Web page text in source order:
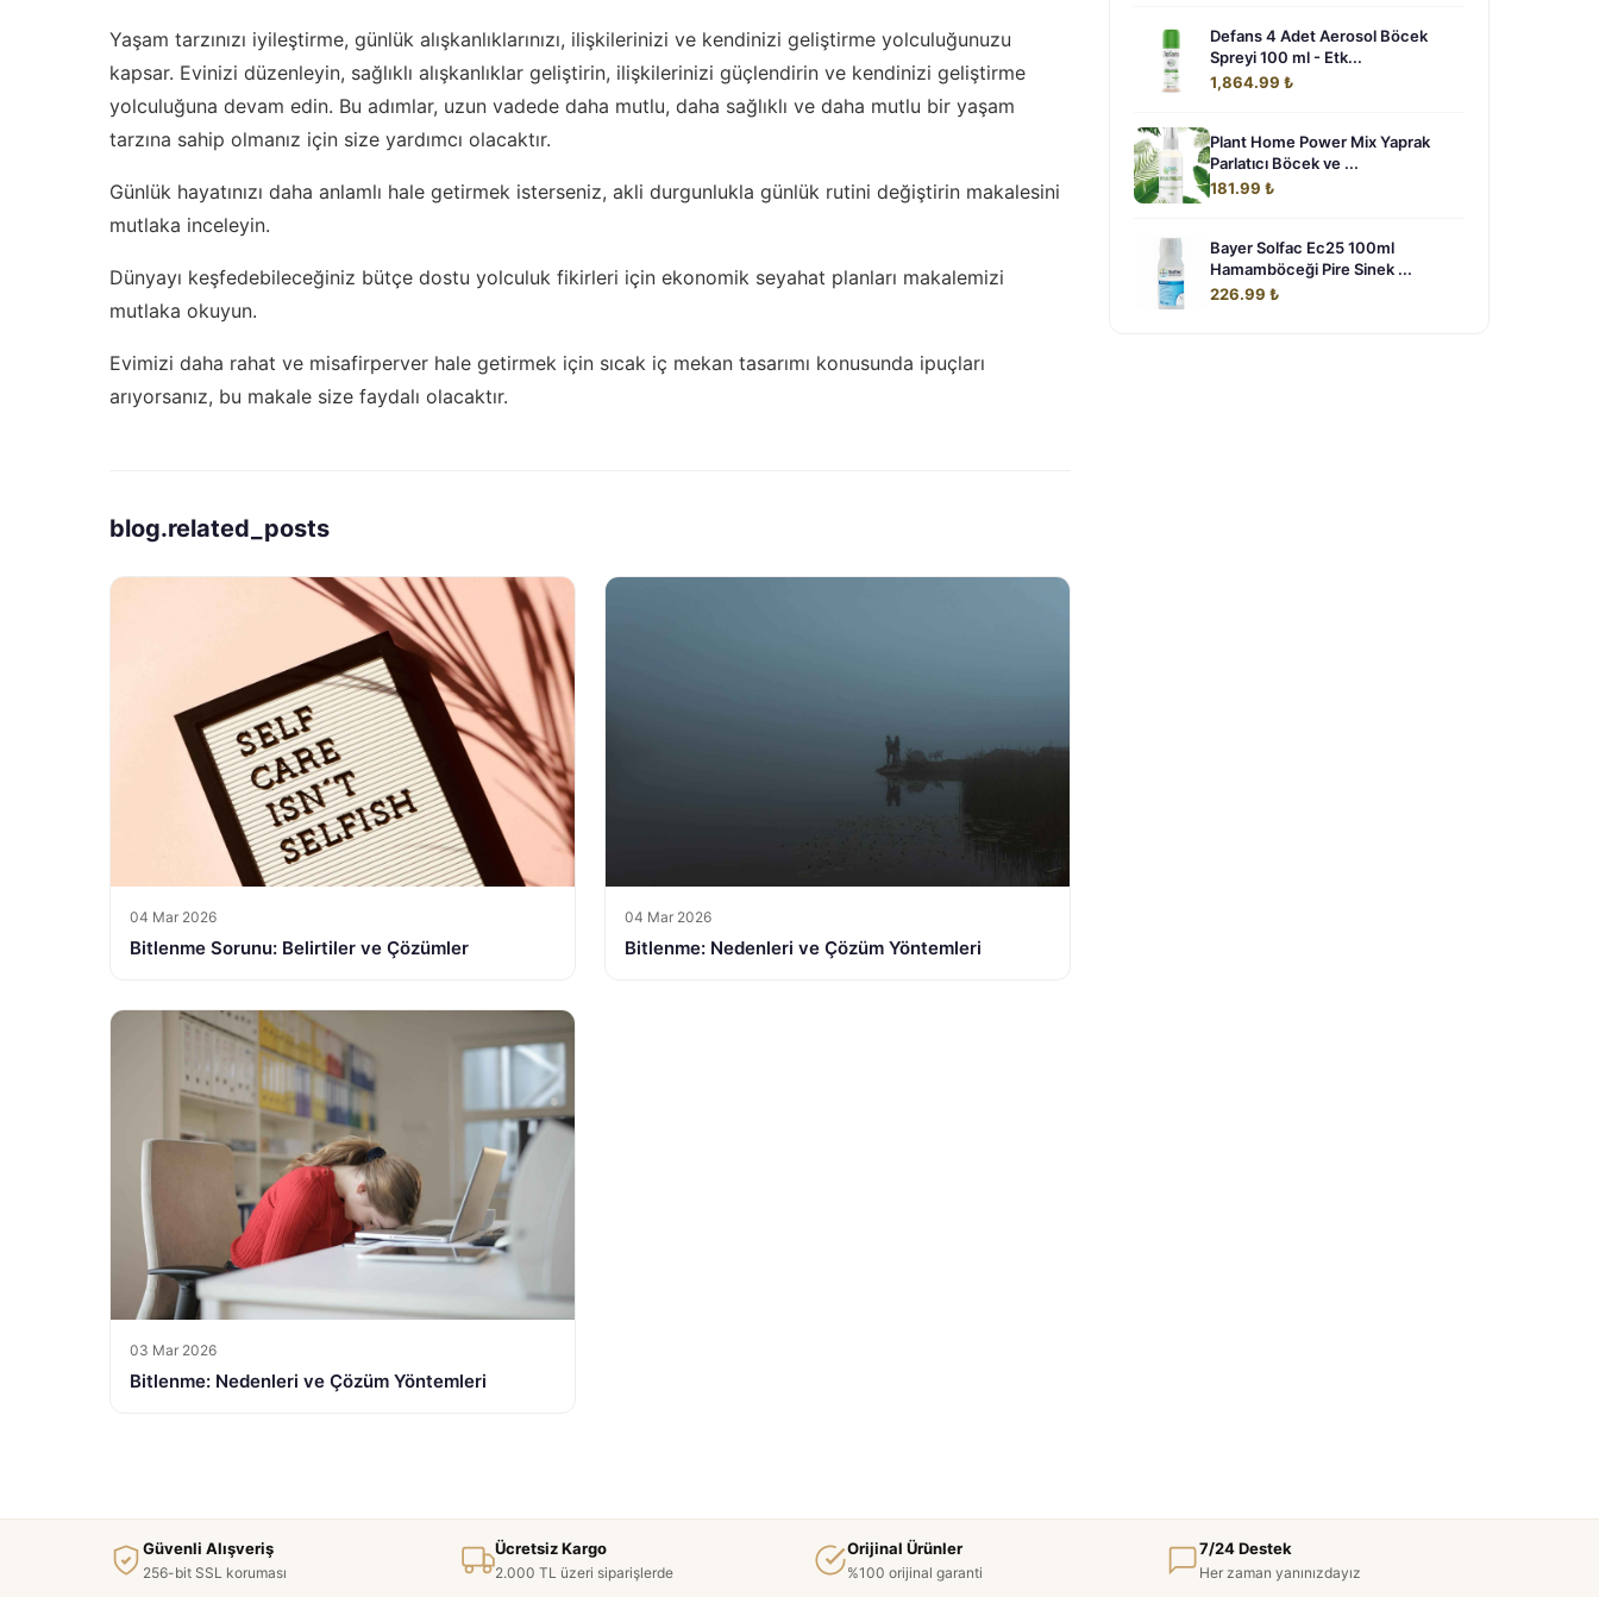
Yaşam tarzınızı iyileştirme, günlük alışkanlıklarınızı, ilişkilerinizi ve kendinizi geliştirme yolculuğunuzu
kapsar. Evinizi düzenleyin, sağlıklı alışkanlıklar geliştirin, ilişkilerinizi güçlendirin ve kendinizi geliştirme
yolculuğuna devam edin. Bu adımlar, uzun vadede daha mutlu, daha sağlıklı ve daha mutlu bir yaşam
tarzına sahip olmanız için size yardımcı olacaktır.
Günlük hayatınızı daha anlamlı hale getirmek isterseniz, akli durgunlukla günlük rutini değiştirin makalesini
mutlaka inceleyin.
Dünyayı keşfedebileceğiniz bütçe dostu yolculuk fikirleri için ekonomik seyahat planları makalemizi
mutlaka okuyun.
Evimizi daha rahat ve misafirperver hale getirmek için sıcak iç mekan tasarımı konusunda ipuçları
arıyorsanız, bu makale size faydalı olacaktır.
blog.related_posts
04 Mar 2026
Bitlenme Sorunu: Belirtiler ve Çözümler
04 Mar 2026
Bitlenme: Nedenleri ve Çözüm Yöntemleri
03 Mar 2026
Bitlenme: Nedenleri ve Çözüm Yöntemleri
Defans 4 Adet Aerosol Böcek
Spreyi 100 ml - Etk...
1,864.99 ₺
Plant Home Power Mix Yaprak
Parlatıcı Böcek ve ...
181.99 ₺
Bayer Solfac Ec25 100ml
Hamamböceği Pire Sinek ...
226.99 ₺
Güvenli Alışveriş
256-bit SSL koruması
Ücretsiz Kargo
2.000 TL üzeri siparişlerde
Orijinal Ürünler
%100 orijinal garanti
7/24 Destek
Her zaman yanınızdayız